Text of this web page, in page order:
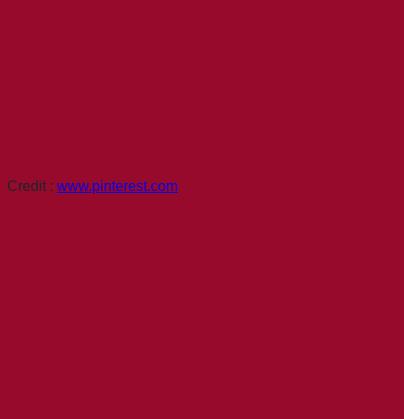
Credit : www.pinterest.com